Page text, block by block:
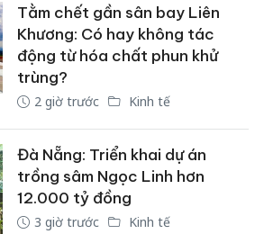
Tằm chết gần sân bay Liên
Khương: Có hay không tác
động từ hóa chất phun khử
trùng?
2 giờ trước Kinh tế
Đà Nẵng: Triển khai dự án
trồng sâm Ngọc Linh hơn
12.000 tỷ đồng
3 giờ trước Kinh tế